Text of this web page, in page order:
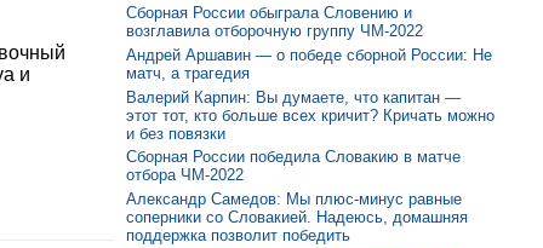
и
Сборная России обыграла Словению и
возглавила отборочную группу ЧМ-2022
Андрей Аршавин — о победе сборной России: Не
матч, а трагедия
Валерий Карпин: Вы думаете, что капитан —
этот тот, кто больше всех кричит? Кричать можно
и без повязки
Сборная России победила Словакию в матче
отбора ЧМ-2022
Александр Самедов: Мы плюс-минус равные
соперники со Словакией. Надеюсь, домашняя
поддержка позволит победить